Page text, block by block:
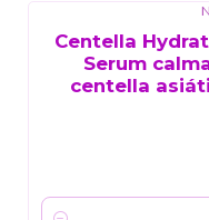
Centella
Serum
centella